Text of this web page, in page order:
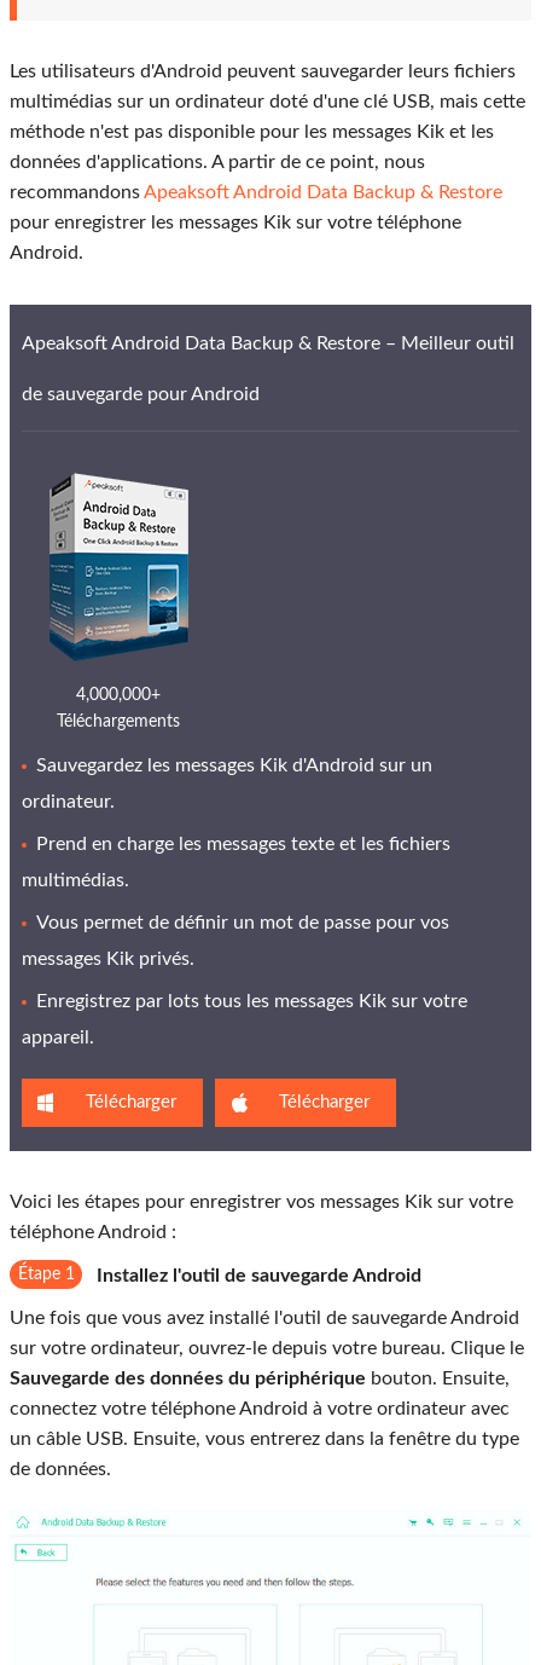
Les utilisateurs d'Android peuvent sauvegarder leurs fichiers
multimédias sur un ordinateur doté d'une clé USB, mais cette
méthode n'est pas disponible pour les messages Kik et les
données d'applications. A partir de ce point, nous
recommandonsApeaksoft Android Data Backup & Restore
pour enregistrer les messages Kik sur votre téléphone
Android.
Apeaksoft Android Data Backup & Restore – Meilleur outil
de sauvegarde pour Android
4,000,000+
Téléchargements
Sauvegardez les messages Kik d'Android sur un
ordinateur.
Prend en charge les messages texte et les fichiers
multimédias.
Vous permet de définir un mot de passe pour vos
messages Kik privés.
Enregistrez par lots tous les messages Kik sur votre
appareil.
Télécharger Télécharger
Voici les étapes pour enregistrer vos messages Kik sur votre
téléphone Android :
Étape 1 Installez l'outil de sauvegarde Android
Une fois que vous avez installé l'outil de sauvegarde Android
sur votre ordinateur, ouvrez-le depuis votre bureau. Clique le
Sauvegarde des données du périphérique bouton. Ensuite,
connectez votre téléphone Android à votre ordinateur avec
un câble USB. Ensuite, vous entrerez dans la fenêtre du type
de données.